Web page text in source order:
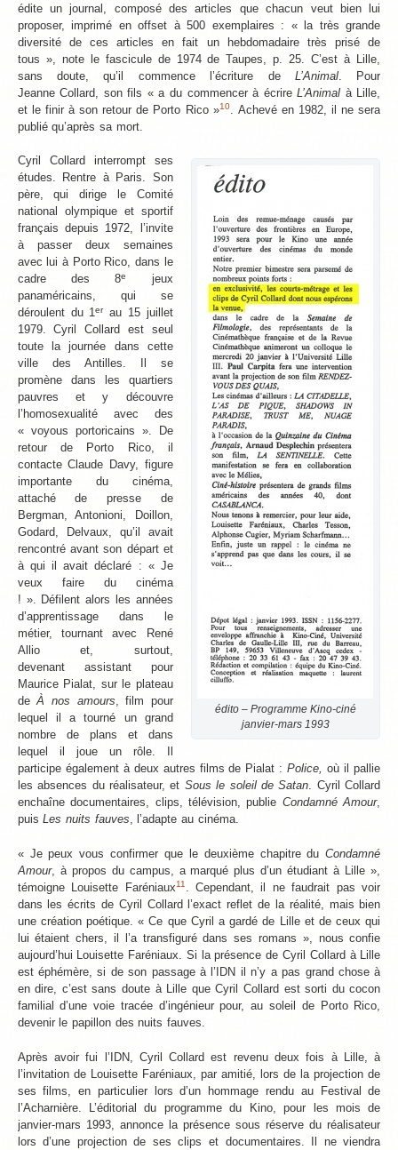
édite un journal, composé des articles que chacun veut bien lui
proposer, imprimé en offset à 500 exemplaires : « la très grande
diversité de ces articles en fait un hebdomadaire très prisé de
tous », note le fascicule de 1974 de Taupes, p. 25. C’est à Lille,
sans doute, qu’il commence l’écriture de L’Animal. Pour
Jeanne Collard, son fils « a du commencer à écrireL’Animal à Lille,
et le finir à son retour de Porto Rico »10. Achevé en 1982, il ne sera
publié qu’après sa mort.
édito – Programme Kino-ciné
janvier-mars 1993
Cyril Collard interrompt ses
études. Rentre à Paris. Son
père, qui dirige le Comité
national olympique et sportif
français depuis 1972, l’invite
à passer deux semaines
avec lui à Porto Rico, dans le
cadre des 8e
jeux
panaméricains, qui se
déroulent du 1erau 15 juillet
1979. Cyril Collard est seul
toute la journée dans cette
ville des Antilles. Il se
promène dans les quartiers
pauvres et y découvre
l’homosexualité avec des
« voyous portoricains ». De
retour de Porto Rico, il
contacte Claude Davy, figure
importante du cinéma,
attaché de presse de
Bergman, Antonioni, Doillon,
Godard, Delvaux, qu’il avait
rencontré avant son départ et
à qui il avait déclaré : « Je
veux faire du cinéma
! ». Défilent alors les années
d’apprentissage dans le
métier, tournant avec René
Allio et, surtout,
devenant assistant pour
Maurice Pialat, sur le plateau
deÀ nos amours, film pour
lequel il a tourné un grand
nombre de plans et dans
lequel il joue un rôle. Il
participe également à deux autres films de Pialat :Police,où il pallie
les absences du réalisateur, et Sous le soleil de Satan. Cyril Collard
enchaîne documentaires, clips, télévision, publie Condamné Amour,
puisLes nuits fauves, l’adapte au cinéma.
« Je peux vous confirmer que le deuxième chapitre duCondamné
Amour, à propos du campus, a marqué plus d’un étudiant à Lille »,
témoigne Louisette Faréniaux11. Cependant, il ne faudrait pas voir
dans les écrits de Cyril Collard l’exact reflet de la réalité, mais bien
une création poétique. « Ce que Cyril a gardé de Lille et de ceux qui
lui étaient chers, il l’a transfiguré dans ses romans », nous confie
aujourd’hui Louisette Faréniaux. Si la présence de Cyril Collard à Lille
est éphémère, si de son passage à l’IDN il n’y a pas grand chose à
en dire, c’est sans doute à Lille que Cyril Collard est sorti du cocon
familial d’une voie tracée d’ingénieur pour, au soleil de Porto Rico,
devenir le papillon des nuits fauves.
Après avoir fui l’IDN, Cyril Collard est revenu deux fois à Lille, à
l’invitation de Louisette Faréniaux, par amitié, lors de la projection de
ses films, en particulier lors d’un hommage rendu au Festival de
l’Acharnière. L’éditorial du programme du Kino, pour les mois de
janvier-mars 1993, annonce la présence sous réserve du réalisateur
lors d’une projection de ses clips et documentaires. Il ne viendra